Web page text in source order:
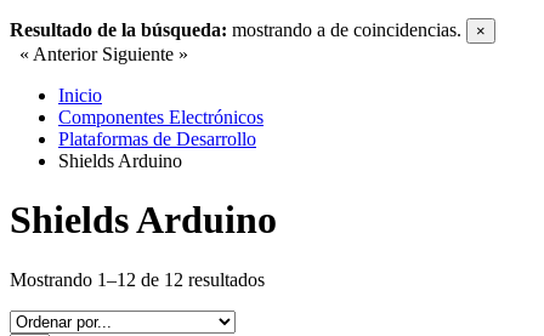
Resultado de la búsqueda: mostrando a de coincidencias. ×
« Anterior Siguiente »
Inicio
Componentes Electrónicos
Plataformas de Desarrollo
Shields Arduino
Shields Arduino
Mostrando 1–12 de 12 resultados